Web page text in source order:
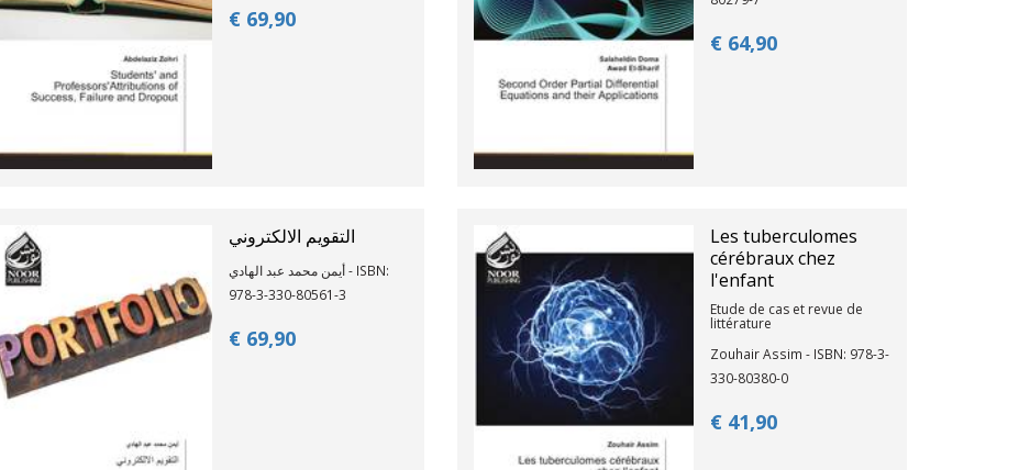
€ 69,90
€ 64,90
التقويم الالكتروني
أيمن محمد عبد الهادي - ISBN:
978-3-330-80561-3
€ 69,90
Les tuberculomes
cérébraux chez
l'enfant
Etude de cas et revue de
littérature
Zouhair Assim - ISBN: 978-3-
330-80380-0
€ 41,90